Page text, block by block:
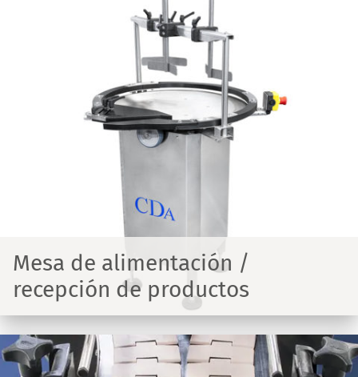
Mesa de alimentación /
recepción de productos